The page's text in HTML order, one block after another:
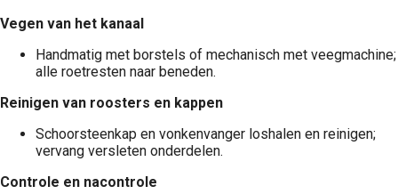
Vegen van het kanaal
Handmatig met borstels of mechanisch met veegmachine;
alle roetresten naar beneden.
Reinigen van roosters en kappen
Schoorsteenkap en vonkenvanger loshalen en reinigen;
vervang versleten onderdelen.
Controle en nacontrole